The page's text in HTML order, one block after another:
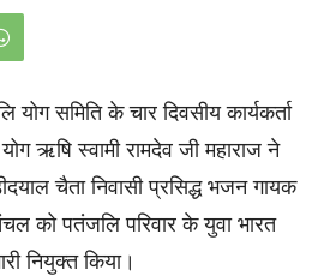
योग समिति के चार दिवसीय कार्यकर्ता
ऋषि स्वामी रामदेव जी महाराज ने
चैता निवासी प्रसिद्ध भजन गायक
को पतंजलि परिवार के युवा भारत
नियुक्त किया।